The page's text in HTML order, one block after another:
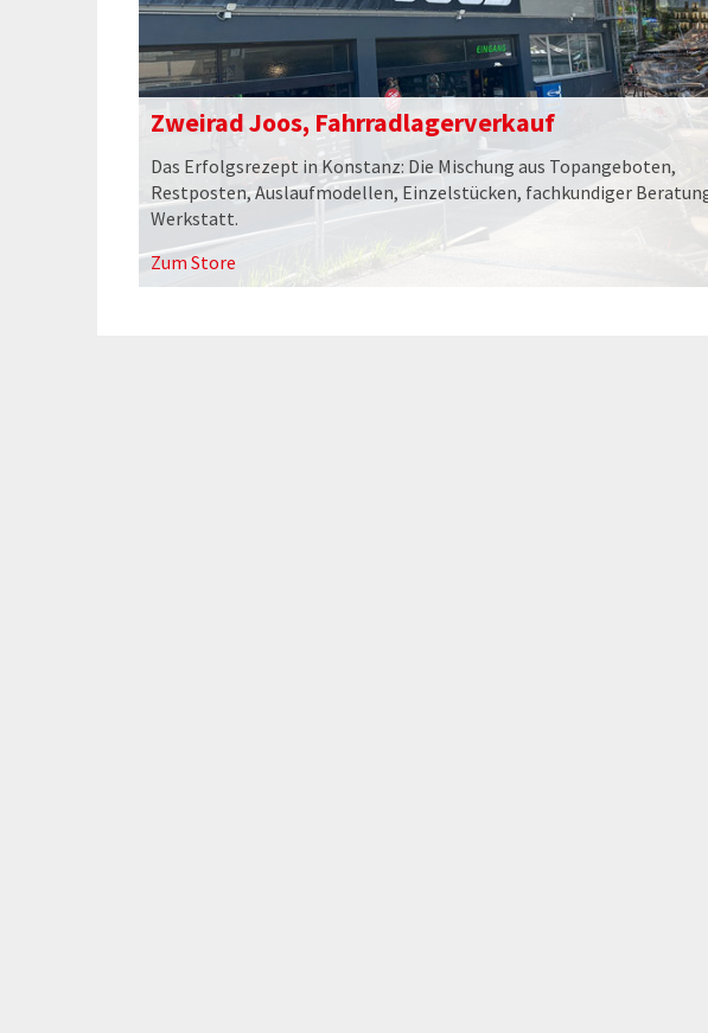
Zweirad Joos, Fahrradlagerverkauf
Das Erfolgsrezept in Konstanz: Die Mischung aus Topangeboten,
Restposten, Auslaufmodellen, Einzelstücken, fachkundiger
Werkstatt.
Zum Store